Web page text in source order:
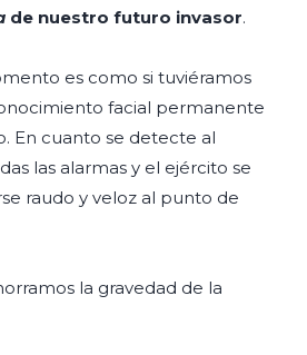
de nuestro futuro invasor.
es como si tuviéramos
facial permanente
En cuanto se detecte al
las alarmas y el ejército se
raudo y veloz al punto de
la gravedad de la